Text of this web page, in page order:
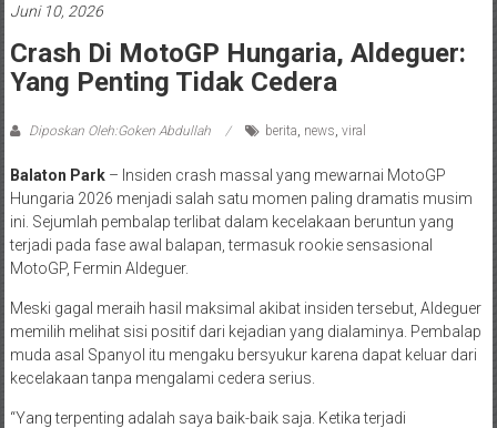
Juni 10, 2026
Crash Di MotoGP Hungaria, Aldeguer:
Yang Penting Tidak Cedera
Diposkan Oleh:Goken Abdullah berita, news, viral
Balaton Park– Insiden crash massal yang mewarnai MotoGP
Hungaria 2026 menjadi salah satu momen paling dramatis musim
ini. Sejumlah pembalap terlibat dalam kecelakaan beruntun yang
terjadi pada fase awal balapan, termasuk rookie sensasional
MotoGP, Fermin Aldeguer.
Meski gagal meraih hasil maksimal akibat insiden tersebut, Aldeguer
memilih melihat sisi positif dari kejadian yang dialaminya. Pembalap
muda asal Spanyol itu mengaku bersyukur karena dapat keluar dari
kecelakaan tanpa mengalami cedera serius.
“Yang terpenting adalah saya baik-baik saja. Ketika terjadi